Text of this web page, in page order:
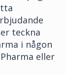
teckna
i någon
eller